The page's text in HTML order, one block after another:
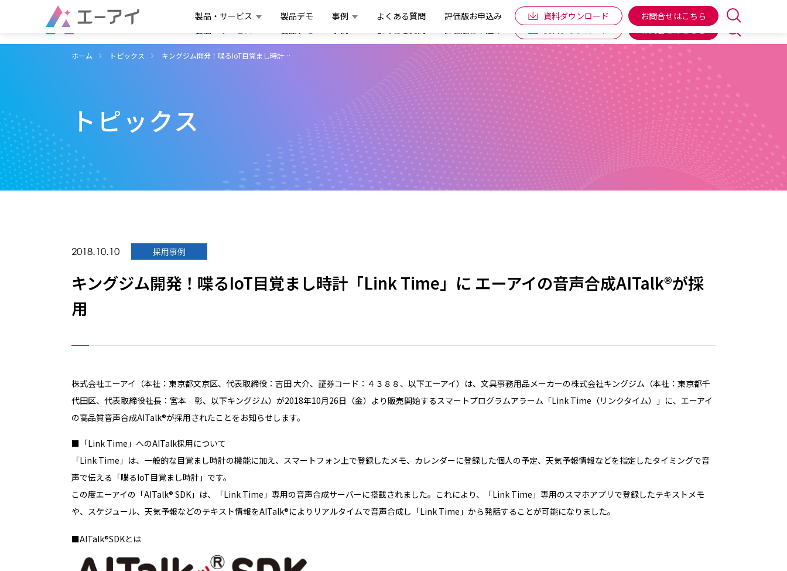
企業情報 IR情報 個人向け商品 ENGLISH
製品・サービス 製品デモ 事例 よくある質問 評価版お申込み 資料ダウンロード お問合せはこちら
製品・サービス 製品デモ 事例 よくある質問 評価版お申込み 資料ダウンロード お問合せはこちら
ホーム トピックス キングジム開発！喋るIoT目覚まし時計…
トピックス
2018.10.10 採用事例
キングジム開発！喋るIoT目覚まし時計「Link Time」に エーアイの音声合成AITalk®が採
用
株式会社エーアイ（本社：東京都文京区、代表取締役：吉田 大介、証券コード：４３８８、以下エーアイ）は、文具事務用品メーカーの株式会社キングジム（本社：東京都千
代田区、代表取締役社長：宮本 彰、以下キングジム）が2018年10月26日（金）より販売開始するスマートプログラムアラーム「Link Time（リンクタイム）」に、エーアイ
の高品質音声合成AITalk®が採用されたことをお知らせします。
■「Link Time」へのAITalk採用について
「Link Time」は、一般的な目覚まし時計の機能に加え、スマートフォン上で登録したメモ、カレンダーに登録した個人の予定、天気予報情報などを指定したタイミングで音
声で伝える「喋るIoT目覚まし時計」です。
この度エーアイの「AITalk® SDK」は、「Link Time」専用の音声合成サーバーに搭載されました。これにより、「Link Time」専用のスマホアプリで登録したテキストメモ
や、スケジュール、天気予報などのテキスト情報をAITalk®によりリアルタイムで音声合成し「Link Time」から発話することが可能になりました。
■AITalk®SDKとは